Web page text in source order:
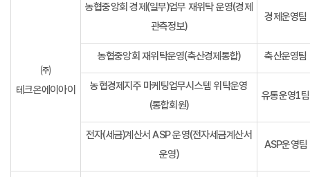
㈜
테크온에이아이
농협중앙회 경제(일부)업무 재위탁 운영(경제
관측정보)
경제운영팀
농협중앙회 재위탁운영(축산경제통합) 축산운영팀
농협경제지주 마케팅업무시스템 위탁운영
(통합회원)
유통운영1팀
전자(세금)계산서 ASP 운영(전자세금계산서
운영)
ASP운영팀